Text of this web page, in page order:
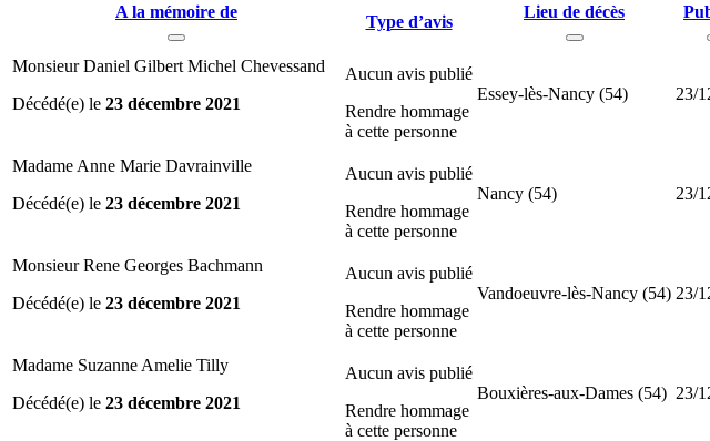
A la mémoire de
Type d’avis
Lieu de décès
Monsieur Daniel Gilbert Michel Chevessand
Décédé(e) le 23 décembre 2021
Aucun avis publié
Rendre hommage
à cette personne
Essey-lès-Nancy (54) 23/
Madame Anne Marie Davrainville
Décédé(e) le 23 décembre 2021
Aucun avis publié
Rendre hommage
à cette personne
Nancy (54) 23/
Monsieur Rene Georges Bachmann
Décédé(e) le 23 décembre 2021
Aucun avis publié
Rendre hommage
à cette personne
Vandoeuvre-lès-Nancy (54) 23/
Madame Suzanne Amelie Tilly
Décédé(e) le 23 décembre 2021
Aucun avis publié
Rendre hommage
à cette personne
Bouxières-aux-Dames (54) 23/